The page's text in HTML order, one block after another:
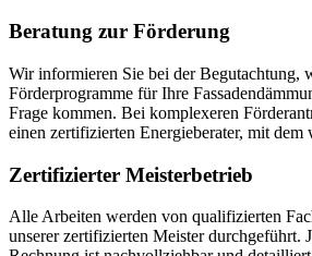
Beratung zur Förderung
Wir informieren Sie bei der Begutachtung,
Förderprogramme für Ihre
Frage kommen. Bei komplexeren
einen zertifizierten Energieberater, mit dem
Zertifizierter Meisterbetrieb
Alle Arbeiten werden von qualifizierten
unserer zertifizierten Meister durchgeführt.